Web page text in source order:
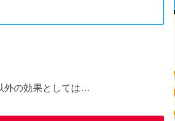
外の効果としては…